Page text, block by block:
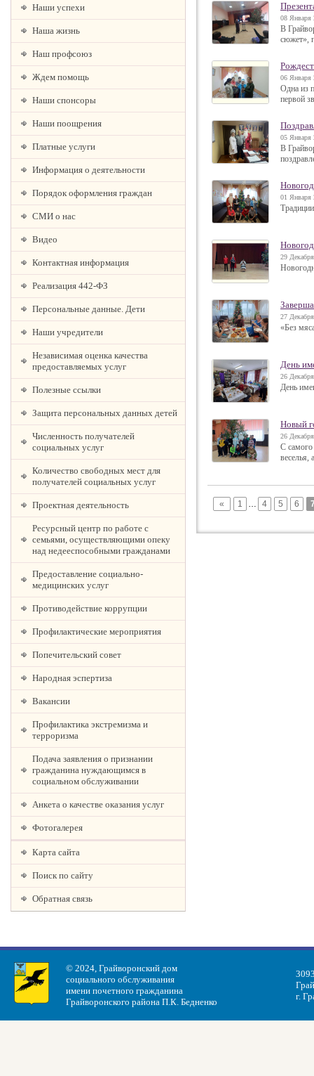
Наши успехи
Наша жизнь
Наш профсоюз
Ждем помощь
Наши спонсоры
Наши поощрения
Платные услуги
Информация о деятельности
Порядок оформления граждан
СМИ о нас
Видео
Контактная информация
Реализация 442-ФЗ
Персональные данные. Дети
Наши учредители
Независимая оценка качества
предоставляемых услуг
Полезные ссылки
Защита персональных данных детей
Численность получателей
социальных услуг
Количество свободных мест для
получателей социальных услуг
Проектная деятельность
Ресурсный центр по работе с
семьями, осуществляющими опеку
над недееспособными гражданами
Предоставление социально-
медицинских услуг
Противодействие коррупции
Профилактические мероприятия
Попечительский совет
Народная эспертиза
Вакансии
Профилактика экстремизма и
терроризма
Подача заявления о признании
гражданина нуждающимся в
социальном обслуживании
Анкета о качестве оказания услуг
Фотогалерея
Карта сайта
Поиск по сайту
Обратная связь
08 Января
В
сюжет»,
06 Января
Одна из
первой
05 Января
В
01 Января
29
27
«Без
День
26
День
Новый
26
С самого
« 1 … 4 5 6
© 2024, Грайворонский дом
социального обслуживания
имени почетного гражданина
Грайворонского района П.К. Бедненко
г.